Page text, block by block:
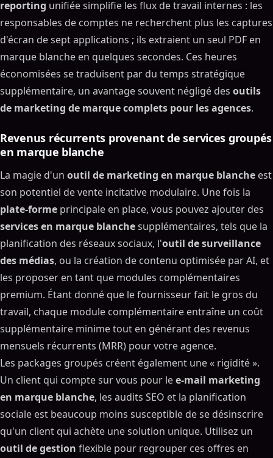
reporting unifiée simplifie les flux de travail internes : les
responsables de comptes ne recherchent plus les captures
d'écran de sept applications ; ils extraient un seul PDF en
marque blanche en quelques secondes. Ces heures
économisées se traduisent par du temps stratégique
supplémentaire, un avantage souvent négligé des outils
de marketing de marque complets pour les agences.
Revenus récurrents provenant de services groupés
en marque blanche
La magie d'un outil de marketing en marque blanche est
son potentiel de vente incitative modulaire. Une fois la
plate-forme principale en place, vous pouvez ajouter des
services en marque blanchesupplémentaires, tels que la
planification des réseaux sociaux, l'outil de surveillance
des médias, ou la création de contenu optimisée par AI, et
les proposer en tant que modules complémentaires
premium. Étant donné que le fournisseur fait le gros du
travail, chaque module complémentaire entraîne un coût
supplémentaire minime tout en générant des revenus
mensuels récurrents (MRR) pour votre agence.
Les packages groupés créent également une « rigidité ».
Un client qui compte sur vous pour lee-mail marketing
en marque blanche, les audits SEO et la planification
sociale est beaucoup moins susceptible de se désinscrire
qu'un client qui achète une solution unique. Utilisez un
outil de gestion flexible pour regrouper ces offres en